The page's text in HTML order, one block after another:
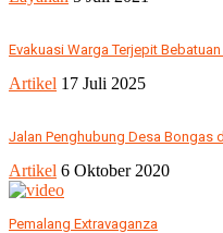
Evakuasi Warga Terjepit
Artikel 17 Juli 2025
Jalan Penghubung Desa Bongas
Artikel 6 Oktober 2020
Pemalang Extravaganza